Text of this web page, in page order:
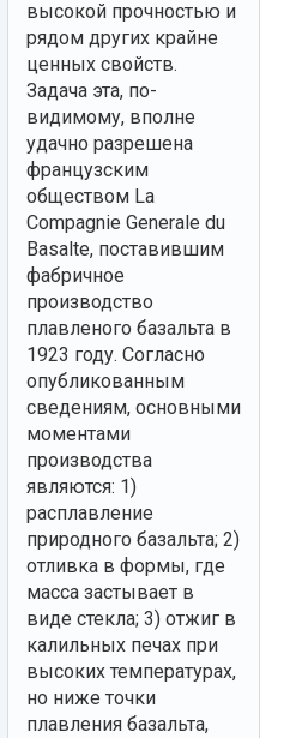
высокой прочностью и
рядом других крайне
ценных свойств.
Задача эта, по-
видимому, вполне
удачно разрешена
французским
обществом La
Compagnie Generale du
Basalte, поставившим
фабричное
производство
плавленого базальта в
1923 году. Согласно
опубликованным
сведениям, основными
моментами
производства
являются: 1)
расплавление
природного базальта; 2)
отливка в формы, где
масса застывает в
виде стекла; 3) отжиг в
калильных печах при
высоких температурах,
но ниже точки
плавления базальта,